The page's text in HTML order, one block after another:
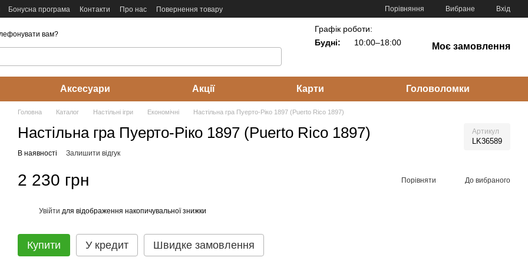
Бонусна програма Контакти Про нас
Повернення товару
Порівняння Вибране Вхід
вам?
Графік роботи:
Будні:
10:00–18:00 Моє замовлення
Аксесуари Акції Карти Головоломки
Головна Каталог Настільні ігри Економічні Настільна гра Пуерто-Ріко 1897 (Puerto Rico 1897)
Настільна гра Пуерто-Ріко 1897 (Puerto Rico 1897) Артикул
LK36589
В наявності Залишити відгук
2 230 грн Порівняти До вибраного
Увійти для відображення накопичувальної знижки
Купити У кредит Швидке замовлення